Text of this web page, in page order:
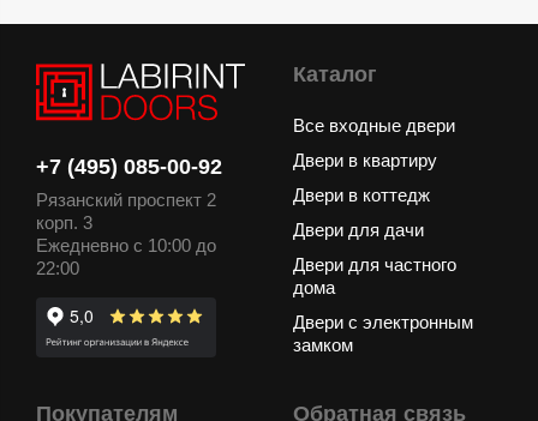
+7 (495) 085-00-92
Рязанский проспект 2
корп. 3
Ежедневно с 10:00 до
22:00
Каталог
Все входные двери
Двери в квартиру
Двери в коттедж
Двери для дачи
Двери для частного
дома
Двери с электронным
замком
Покупателям Обратная связь